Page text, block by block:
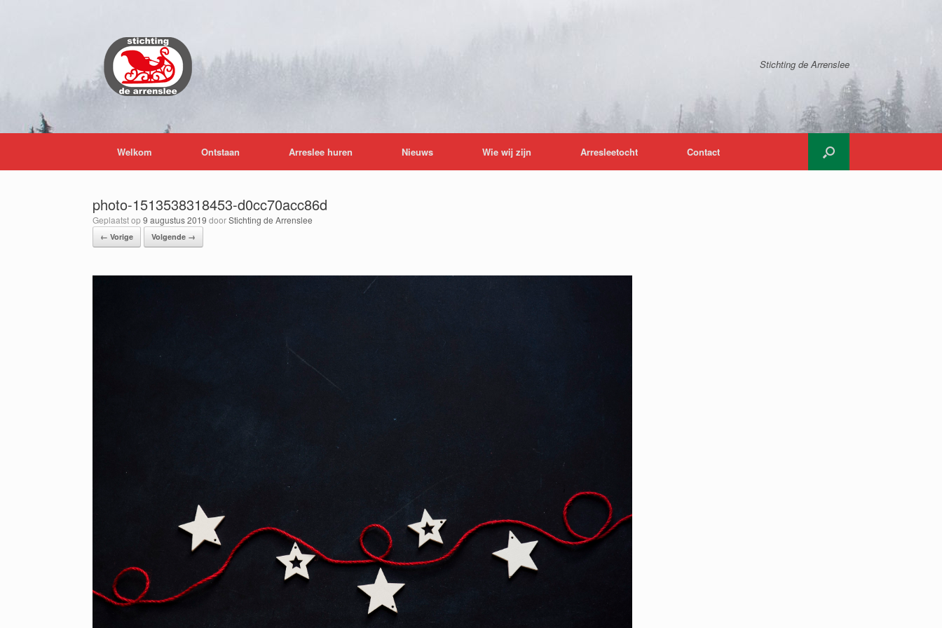
Stichting de Arrenslee
Welkom Ontstaan Arreslee huren Nieuws Wie wij zijn Arresleetocht Contact
photo-1513538318453-d0cc70acc86d
Geplaatst op9 augustus 2019 doorStichting de Arrenslee
← Vorige Volgende →